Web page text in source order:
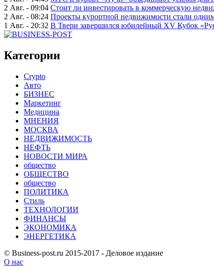
2 Авг. - 09:04 Стоит ли инвестировать в коммерческую
2 Авг. - 08:24 Проекты курортной недвижимости стали
1 Авг. - 20:32 В Твери завершился юбилейный XV Кубок
Категории
Crypto
Авто
БИЗНЕС
Маркетинг
Медицина
МНЕНИЯ
МОСКВА
НЕДВИЖИМОСТЬ
НЕФТЬ
НОВОСТИ МИРА
общество
ОБЩЕСТВО
общество
ПОЛИТИКА
Стиль
ТЕХНОЛОГИИ
ФИНАНСЫ
ЭКОНОМИКА
ЭНЕРГЕТИКА
© Business-post.ru 2015-2017 - Деловое издание
О нас